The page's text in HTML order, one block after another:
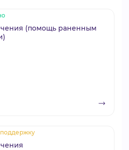
(помощь раненным